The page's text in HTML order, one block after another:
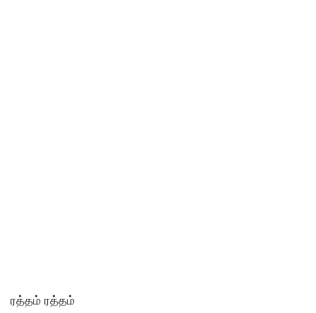
ரத்தம் ரத்தம்